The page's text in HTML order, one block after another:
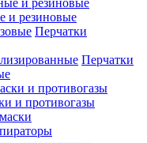
и резиновые
Перчатки
Перчатки
и противогазы